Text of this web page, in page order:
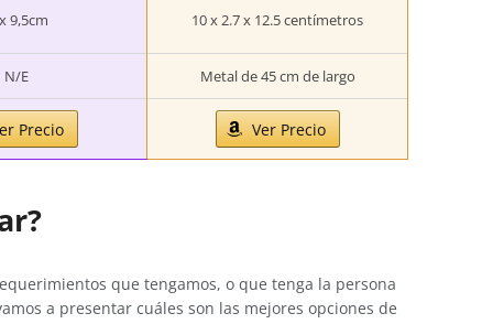
9,5cm 10 x 2.7 x 12.5 centímetros
N/E Metal de 45 cm de largo
Precio Ver Precio
que tengamos, o que tenga la persona
a presentar cuáles son las mejores opciones de